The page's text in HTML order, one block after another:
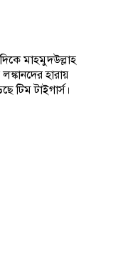
মাহমুদউল্লাহ
হারায়
টিম টাইগার্স।